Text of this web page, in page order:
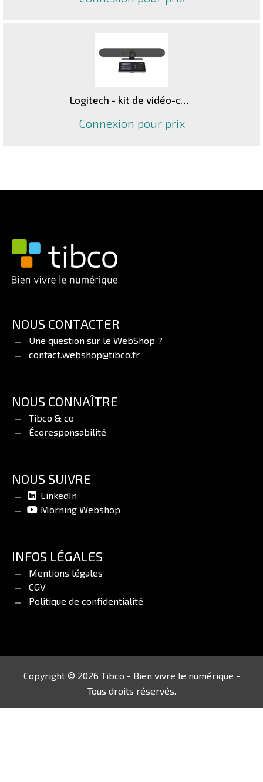
Logitech - kit de vidéo-conférence
Connexion pour prix
NOUS CONTACTER
Une question sur le WebShop ?
contact.webshop@tibco.fr
NOUS CONNAÎTRE
Tibco & co
Écoresponsabilité
NOUS SUIVRE
LinkedIn
Morning Webshop
INFOS LÉGALES
Mentions légales
CGV
Politique de confidentialité
Copyright © 2026 Tibco - Bien vivre le numérique -
Tous droits réservés.